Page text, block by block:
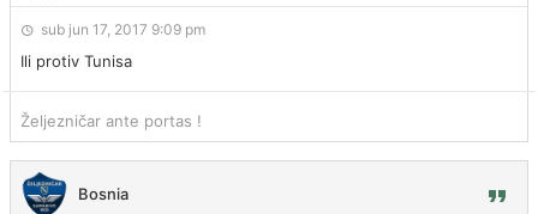
sub jun 17, 2017 9:09 pm
Ili protiv Tunisa
Željezničar ante portas !
Bosnia